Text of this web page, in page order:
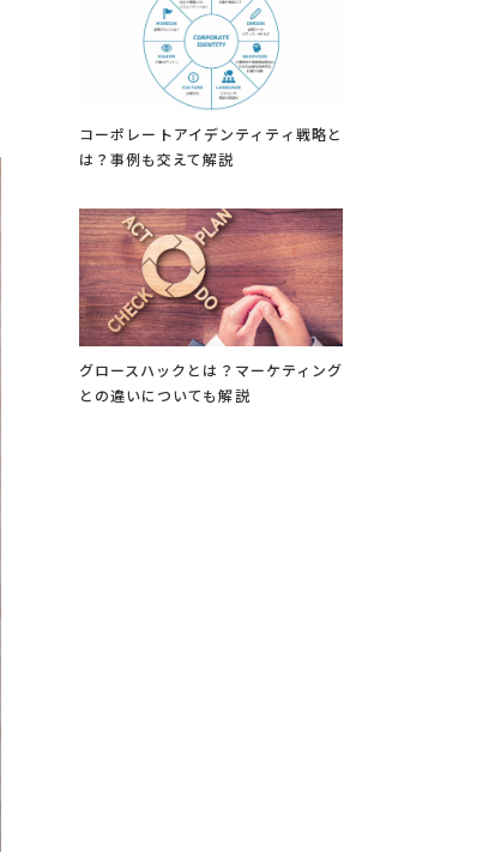
コーポレートアイデンティティ戦略と
は？事例も交えて解説
グロースハックとは？マーケティング
との違いについても解説